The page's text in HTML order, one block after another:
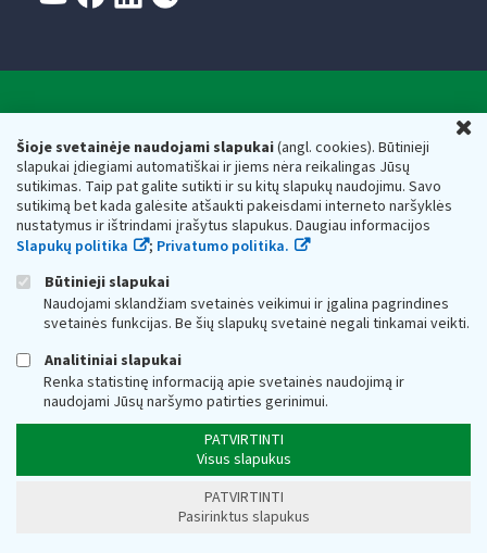
Šioje svetainėje naudojami slapukai(angl. cookies). Būtinieji
slapukai įdiegiami automatiškai ir jiems nėra reikalingas Jūsų
sutikimas. Taip pat galite sutikti ir su kitų slapukų naudojimu. Savo
sutikimą bet kada galėsite atšaukti pakeisdami interneto naršyklės
nustatymus ir ištrindami įrašytus slapukus. Daugiau informacijos
Slapukų politika
; Privatumo politika.
Būtinieji slapukai
Naudojami sklandžiam svetainės veikimui ir įgalina pagrindines
svetainės funkcijas. Be šių slapukų svetainė negali tinkamai veikti.
Analitiniai slapukai
Renka statistinę informaciją apie svetainės naudojimą ir
naudojami Jūsų naršymo patirties gerinimui.
PATVIRTINTI
Visus slapukus
PATVIRTINTI
Pasirinktus slapukus
Respublikos finansų ministerijos
Biudžetinė įstaiga. Juridinio asmens kodas — 188659752,
adresas: Vasario 16-osios g. 14, 01107 Vilnius, Lietuva, el.paštas:
vmi@vmi.lt, E. pristatymo dėžutės adresas 188659752
Duomenys apie Valstybinę mokesčių inspekciją prie Lietuvos
Respublikos finansų ministerijos kaupiami ir saugomi Juridinių